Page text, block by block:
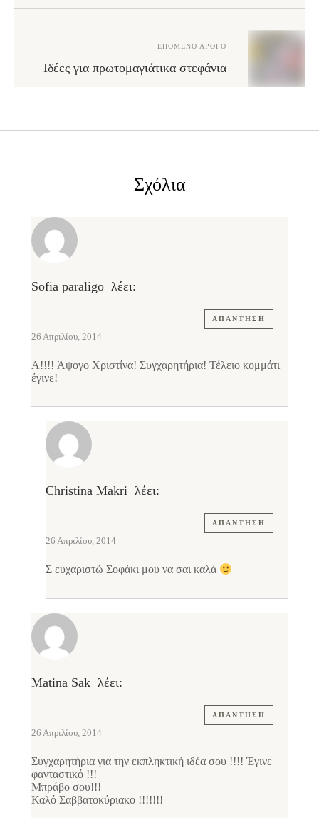
ΕΠΌΜΕΝΟ ΆΡΘΡΟ
Ιδέες για πρωτομαγιάτικα στεφάνια
Σχόλια
Sofia paraligo λέει:
ΑΠΆΝΤΗΣΗ
26 Απριλίου, 2014
A!!!! Άψογο Χριστίνα! Συγχαρητήρια! Τέλειο κομμάτι
έγινε!
Christina Makri λέει:
ΑΠΆΝΤΗΣΗ
26 Απριλίου, 2014
Σ ευχαριστώ Σοφάκι μου να σαι καλά
Matina Sak λέει:
ΑΠΆΝΤΗΣΗ
26 Απριλίου, 2014
Συγχαρητήρια για την εκπληκτική ιδέα σου !!!! Έγινε
φανταστικό !!!
Μπράβο σου!!!
Καλό Σαββατοκύριακο !!!!!!!